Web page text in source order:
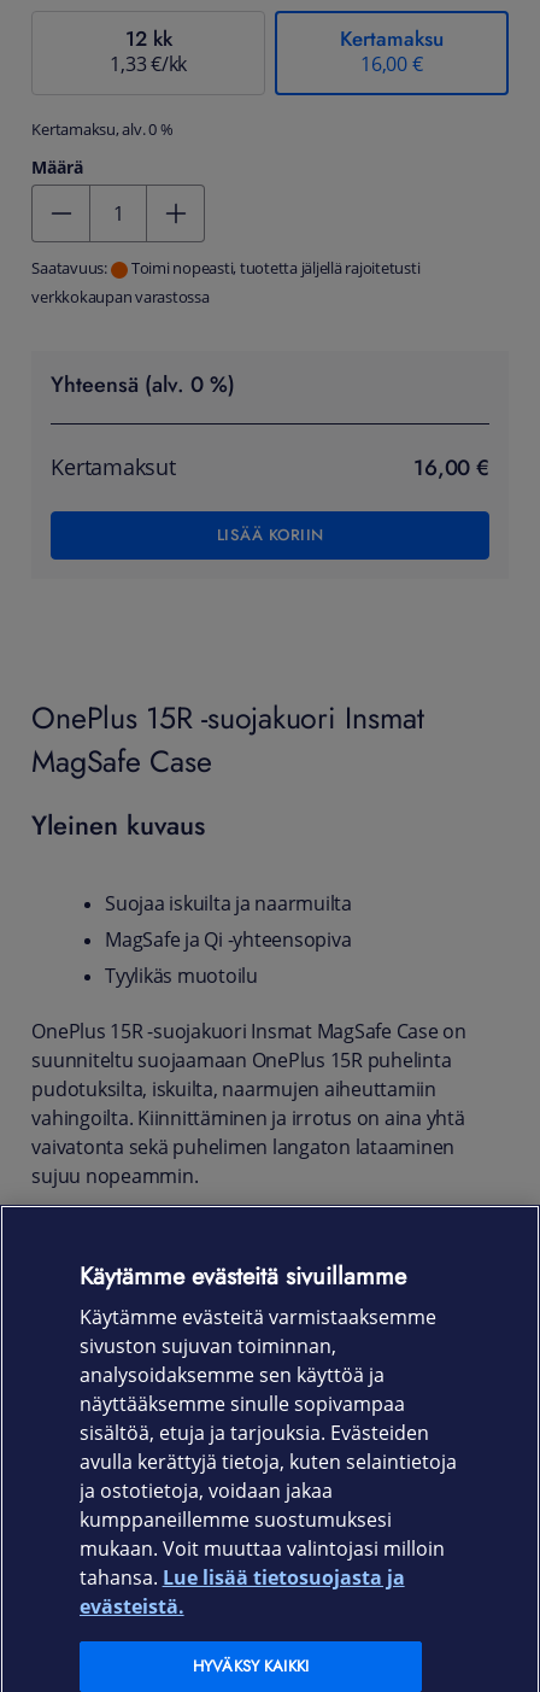
12 kk
1,33 €/kk
Kertamaksu
16,00 €
Kertamaksu, alv. 0 %
Määrä
Saatavuus:
Toimi nopeasti, tuotetta jäljellä rajoitetusti
verkkokaupan varastossa
Yhteensä (alv. 0 %)
Kertamaksut 16,00 €
LISÄÄ KORIIN
OnePlus 15R -suojakuori Insmat
MagSafe Case
Yleinen kuvaus
Suojaa iskuilta ja naarmuilta
MagSafe ja Qi -yhteensopiva
Tyylikäs muotoilu
OnePlus 15R -suojakuori Insmat MagSafe Case on
suunniteltu suojaamaan OnePlus 15R puhelinta
pudotuksilta, iskuilta, naarmujen aiheuttamiin
vahingoilta. Kiinnittäminen ja irrotus on aina yhtä
vaivatonta sekä puhelimen langaton lataaminen
sujuu nopeammin.
asettaa sen Qi-yhteensopivaan laturiin. Reunojen
materiaali on joustavaa kirkasta TPU:ta joka tarjoaa
iskunkestävän suojan vahingossa tapahtuvilta
putoamisilta.
Tuotekoodi: 650-1385
Elisa.fi
Käytämme evästeitä sivuillamme
Käytämme evästeitä varmistaaksemme
sivuston sujuvan toiminnan,
analysoidaksemme sen käyttöä ja
näyttääksemme sinulle sopivampaa
sisältöä, etuja ja tarjouksia. Evästeiden
avulla kerättyjä tietoja, kuten selaintietoja
ja ostotietoja, voidaan jakaa
kumppaneillemme suostumuksesi
mukaan. Voit muuttaa valintojasi milloin
tahansa. Lue lisää tietosuojasta ja
evästeistä.
HYVÄKSY KAIKKI